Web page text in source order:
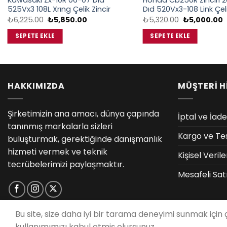
525Vx3 108L Xrıng Çelik Zincir
₺6,225.00 Orijinal
fiyat:
₺6,225.00.
₺5,850.00
SEPETE EKLE
Dıd 520Vx3-108 Link
₺5,320.00 Orijinal
fiyat:
₺5,320.00.
₺5,000.00Şu
SEPETE EKLE
HAKKIMIZDA
Şirketimizin ana amacı, dünya çapında
tanınmış markalarla sizleri
buluşturmak, gerektiğinde danışmanlık
hizmeti vermek ve teknik
tecrübelerimizi paylaşmaktır.
MÜŞTERİ
İptal ve
Kargo ve
Kişisel
Mesafeli
Bu site, size daha iyi bir tarama deneyimi sunmak